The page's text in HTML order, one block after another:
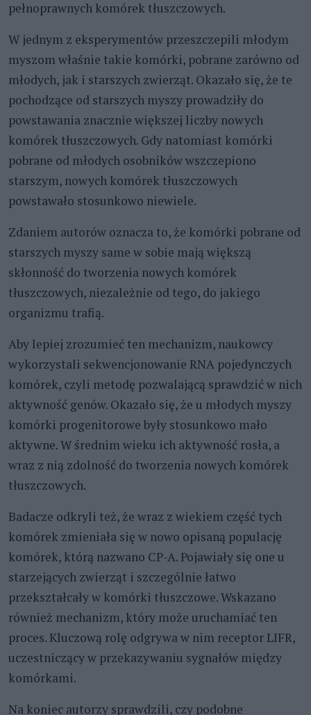
pełnoprawnych komórek tłuszczowych.
W jednym z eksperymentów przeszczepili młodym
myszom właśnie takie komórki, pobrane zarówno od
młodych, jak i starszych zwierząt. Okazało się, że te
pochodzące od starszych myszy prowadziły do
powstawania znacznie większej liczby nowych
komórek tłuszczowych. Gdy natomiast komórki
pobrane od młodych osobników wszczepiono
starszym, nowych komórek tłuszczowych
powstawało stosunkowo niewiele.
Zdaniem autorów oznacza to, że komórki pobrane od
starszych myszy same w sobie mają większą
skłonność do tworzenia nowych komórek
tłuszczowych, niezależnie od tego, do jakiego
organizmu trafią.
Aby lepiej zrozumieć ten mechanizm, naukowcy
wykorzystali sekwencjonowanie RNA pojedynczych
komórek, czyli metodę pozwalającą sprawdzić w nich
aktywność genów. Okazało się, że u młodych myszy
komórki progenitorowe były stosunkowo mało
aktywne. W średnim wieku ich aktywność rosła, a
wraz z nią zdolność do tworzenia nowych komórek
tłuszczowych.
Badacze odkryli też, że wraz z wiekiem część tych
komórek zmieniała się w nowo opisaną populację
komórek, którą nazwano CP-A. Pojawiały się one u
starzejących zwierząt i szczególnie łatwo
przekształcały w komórki tłuszczowe. Wskazano
również mechanizm, który może uruchamiać ten
proces. Kluczową rolę odgrywa w nim receptor LIFR,
uczestniczący w przekazywaniu sygnałów między
komórkami.
Na koniec autorzy sprawdzili, czy podobne